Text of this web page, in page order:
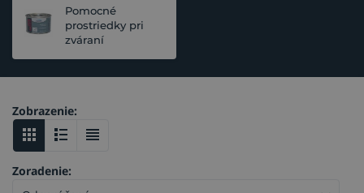
Pomocné
prostriedky pri
zváraní
Zoradenie:
Zobrazenie: